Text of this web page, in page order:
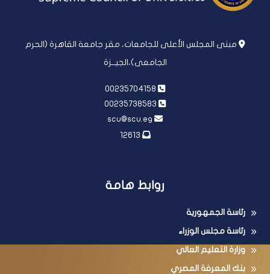
مبنى المجلس الأعلى للجامعات، مقر جامعة القاهرة (الحرم
الجامعى)،الجيــزة
روابط هامة
رئاسة الجمهورية
رئاسة مجلس الوزراء
وزارة التعليم العالي
بنك المعرفة المصري